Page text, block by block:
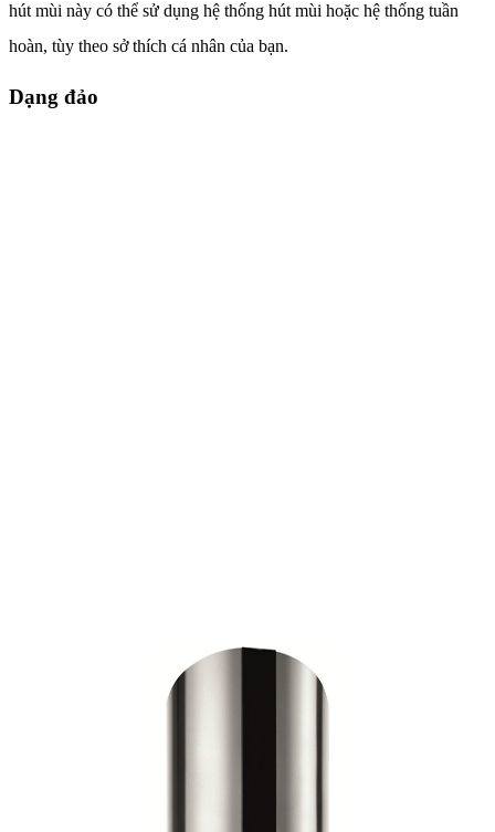
hút mùi này có thể sử dụng hệ thống hút mùi hoặc hệ thống tuần
hoàn, tùy theo sở thích cá nhân của bạn.
Dạng đảo